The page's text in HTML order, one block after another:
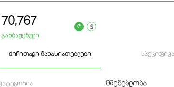
70,767
განბაჟებული
a
ძირითადი მახასიათებლები
კატეგორია მშენებლობა